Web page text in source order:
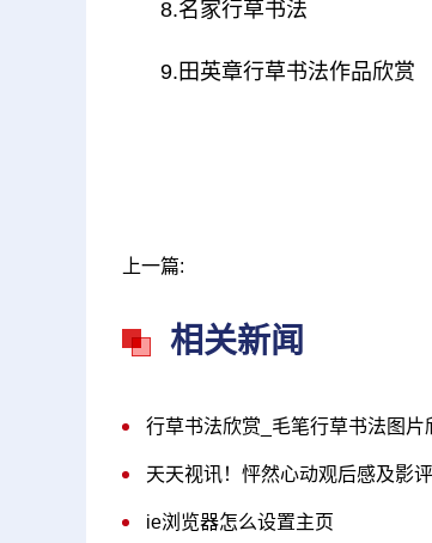
8.名家行草书法
9.田英章行草书法作品欣赏
上一篇:
相关新闻
行草书法欣赏_毛笔行草书法图片
天天视讯！怦然心动观后感及影
ie浏览器怎么设置主页